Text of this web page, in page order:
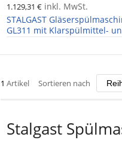
1.129,31 € inkl. MwSt.
STALGAST
GL311 mit Klarspülmittel-
1 Artikel Sortieren nach
Stalgast